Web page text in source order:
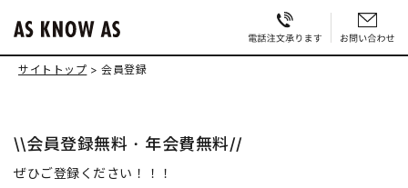
サイトトップ 会員登録
\\会員登録無料・年会費無料//
ぜひご登録ください！！！